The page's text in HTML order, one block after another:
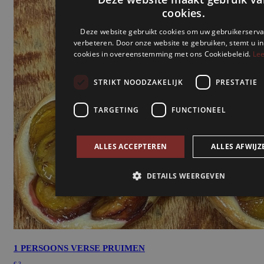
1 PERSOONS VERSE PRUIMEN
cookies.
Deze website gebruikt cookies om uw
verbeteren. Door onze website te gebruiken, stemt u
cookies in overeenstemming met ons Cookiebeleid.
STRIKT NOODZAKELIJK PRESTATIE
TARGETING FUNCTIONEEL
ALLES ACCEPTEREN ALLES
DETAILS WEERGEVEN
Strikt noodzakelijk Prestatie Targeting
website mogelijk, zoals gebruikersaanmelding en